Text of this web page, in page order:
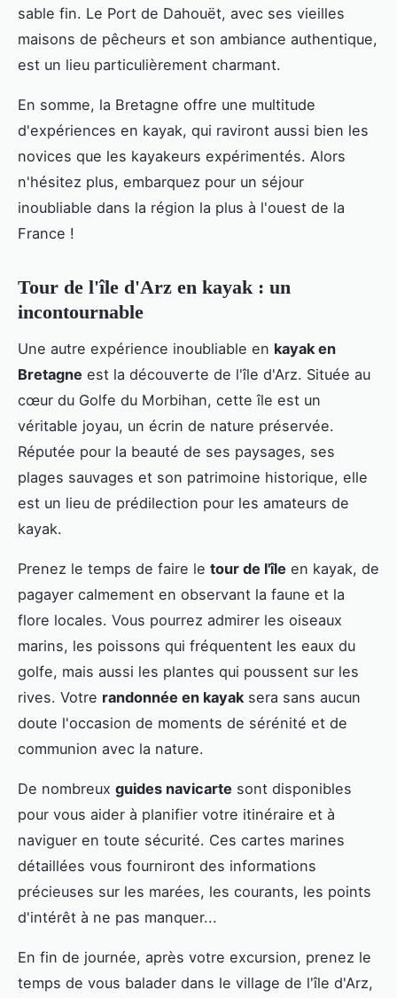
sable fin. Le Port de Dahouët, avec ses vieilles
maisons de pêcheurs et son ambiance authentique,
est un lieu particulièrement charmant.
En somme, la Bretagne offre une multitude
d'expériences en kayak, qui raviront aussi bien les
novices que les kayakeurs expérimentés. Alors
n'hésitez plus, embarquez pour un séjour
inoubliable dans la région la plus à l'ouest de la
France !
Tour de l'île d'Arz en kayak : un
incontournable
Une autre expérience inoubliable en kayak en
Bretagne est la découverte de l'île d'Arz. Située au
cœur du Golfe du Morbihan, cette île est un
véritable joyau, un écrin de nature préservée.
Réputée pour la beauté de ses paysages, ses
plages sauvages et son patrimoine historique, elle
est un lieu de prédilection pour les amateurs de
kayak.
Prenez le temps de faire le tour de l'île en kayak, de
pagayer calmement en observant la faune et la
flore locales. Vous pourrez admirer les oiseaux
marins, les poissons qui fréquentent les eaux du
golfe, mais aussi les plantes qui poussent sur les
rives. Votre randonnée en kayak sera sans aucun
doute l'occasion de moments de sérénité et de
communion avec la nature.
De nombreux guides navicarte sont disponibles
pour vous aider à planifier votre itinéraire et à
naviguer en toute sécurité. Ces cartes marines
détaillées vous fourniront des informations
précieuses sur les marées, les courants, les points
d'intérêt à ne pas manquer...
En fin de journée, après votre excursion, prenez le
temps de vous balader dans le village de l'île d'Arz,